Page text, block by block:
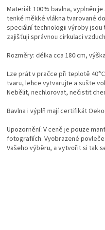
Materiál: 100% bavlna, vyplněn
tenké měkké vlákna tvarované
speciální technologii výroby jsou
zajišťuji správnou cirkulaci
Rozměry: délka cca 180 cm,
Lze prát v pračce při teplotě
tvaru, lehce vytvarujte a sušte
Nebělit, nechlorovat, nečistit
Bavlna i výplň mají certifikát
Upozornění: V ceně je pouze
fotografiích. Vyobrazené
Vašeho výběru, a vytvořit si tak